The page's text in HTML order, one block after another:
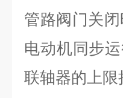
管路阀门关
电动机同步
联轴器的上